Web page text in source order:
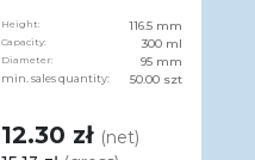
Height: 116.5 mm
Capacity: 300 ml
Diameter: 95 mm
min. sales quantity: 50.00 szt
12.30 zł (net)